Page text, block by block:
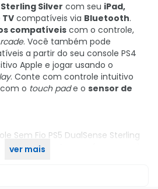
Silver com seu iPad,
compatíveis via Bluetooth.
compatíveis com o controle,
. Você também pode
a partir do seu console PS4
Apple e jogar usando o
. Conte com controle intuitivo
o touch pade o sensor de
Sem Fio PS5 DualSense Sterling
sofisticação e performance à
ver mais